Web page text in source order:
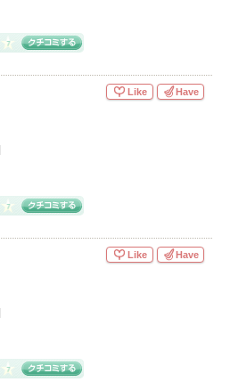
Like Have
Like Have